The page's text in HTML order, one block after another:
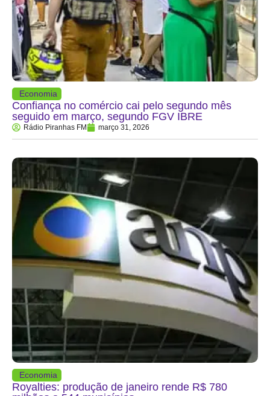
Economia
Confiança no comércio cai pelo segundo mês
seguido em março, segundo FGV IBRE
Rádio Piranhas FM março 31, 2026
Economia
Royalties: produção de janeiro rende R$ 780